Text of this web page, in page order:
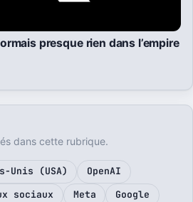
presque rien dans l’empire
dans cette rubrique.
Unis (USA)
OpenAI
sociaux Meta
Google